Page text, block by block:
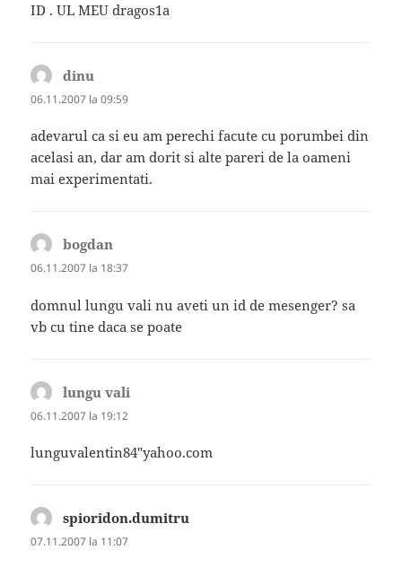
ID . UL MEU dragos1a
dinu
06.11.2007 la 09:59
adevarul ca si eu am perechi facute cu porumbei din
acelasi an, dar am dorit si alte pareri de la oameni
mai experimentati.
bogdan
06.11.2007 la 18:37
domnul lungu vali nu aveti un id de mesenger? sa
vb cu tine daca se poate
lungu vali
06.11.2007 la 19:12
lunguvalentin84″yahoo.com
spioridon.dumitru
07.11.2007 la 11:07